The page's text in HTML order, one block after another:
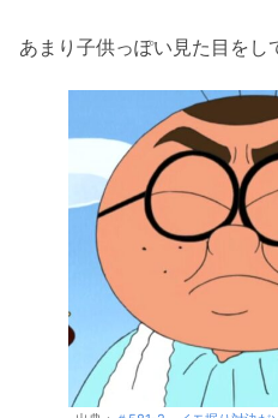
あまり子供っぽい見た目をし